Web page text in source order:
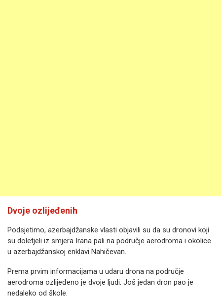
Dvoje ozlijeđenih
Podsjetimo, azerbajdžanske vlasti objavili su da su dronovi koji
su doletjeli iz smjera Irana pali na područje aerodroma i okolice
u azerbajdžanskoj enklavi Nahičevan.
Prema prvim informacijama u udaru drona na područje
aerodroma ozlijeđeno je dvoje ljudi. Još jedan dron pao je
nedaleko od škole.